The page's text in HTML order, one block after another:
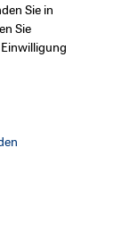
Sie in
Sie
Einwilligung
Google Maps